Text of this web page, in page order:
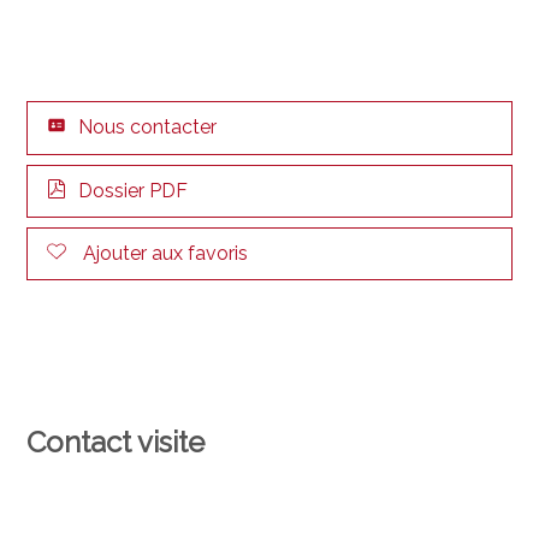
Nous contacter
Dossier PDF
Ajouter aux favoris
Contact visite